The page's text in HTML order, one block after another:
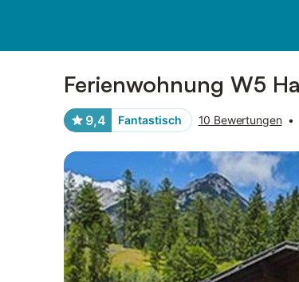
Ferienwohnung W5
9,4 Fantastisch 10 Bewertungen •